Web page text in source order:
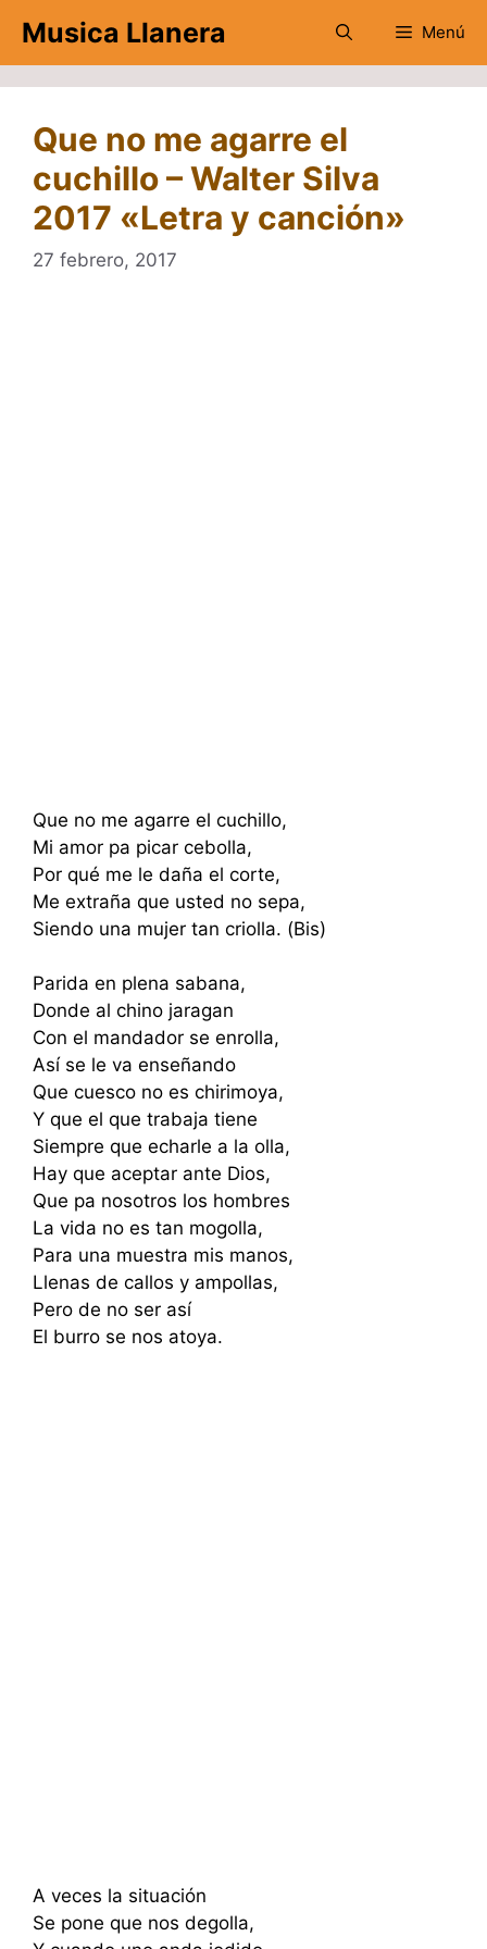
contenido
Musica Llanera Menú
Que no me agarre el
cuchillo – Walter Silva
2017 «Letra y canción»
27 febrero, 2017
Que no me agarre el cuchillo,
Mi amor pa picar cebolla,
Por qué me le daña el corte,
Me extraña que usted no sepa,
Siendo una mujer tan criolla. (Bis)
Parida en plena sabana,
Donde al chino jaragan
Con el mandador se enrolla,
Así se le va enseñando
Que cuesco no es chirimoya,
Y que el que trabaja tiene
Siempre que echarle a la olla,
Hay que aceptar ante Dios,
Que pa nosotros los hombres
La vida no es tan mogolla,
Para una muestra mis manos,
Llenas de callos y ampollas,
Pero de no ser así
El burro se nos atoya.
A veces la situación
Se pone que nos degolla,